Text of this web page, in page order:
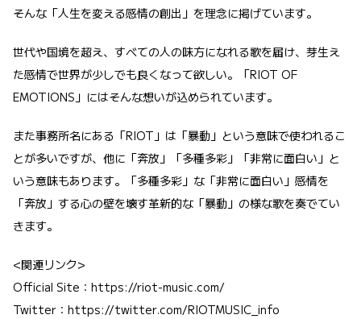
そんな「人生を変える感情の創出」を理念に掲げています。
世代や国境を超え、すべての人の味方になれる歌を届け、芽生え
た感情で世界が少しでも良くなって欲しい。「RIOT OF
EMOTIONS」にはそんな想いが込められています。
また事務所名にある「RIOT」は「暴動」という意味で使われるこ
とが多いですが、他に「奔放」「多種多彩」「非常に面白い」と
いう意味もあります。「多種多彩」な「非常に面白い」感情を
「奔放」する心の壁を壊す革新的な「暴動」の様な歌を奏でてい
きます。
<関連リンク>
Official Site：https://riot-music.com/
Twitter：https://twitter.com/RIOTMUSIC_info